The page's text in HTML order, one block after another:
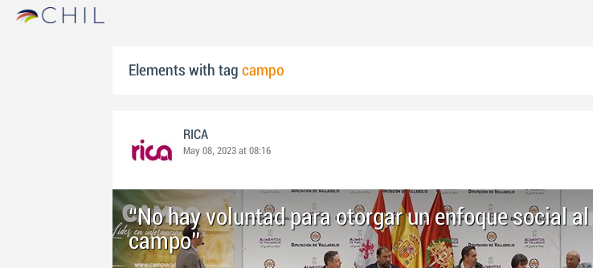
Elements with tag campo
RICA
May 08, 2023 at 08:16
“No hay voluntad para otorgar un enfoque social al
campo”